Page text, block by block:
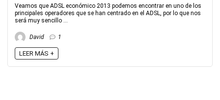
Veamos que ADSL económico 2013 podemos encontrar en uno de los
principales operadores que se han centrado en el ADSL, por lo que nos
será muy sencillo ...
David 1
LEER MÁS +